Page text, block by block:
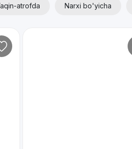
atrofda Narxi bo'yicha